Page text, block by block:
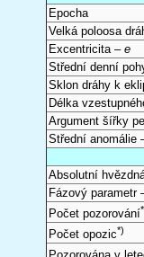
Epocha
Velká poloosa
Excentricita –e
Střední denní
Sklon dráhy k
Délka
Argument šířky
Střední anomálie
Absolutní
Fázový parametr
Počet pozorování
Počet opozic*)